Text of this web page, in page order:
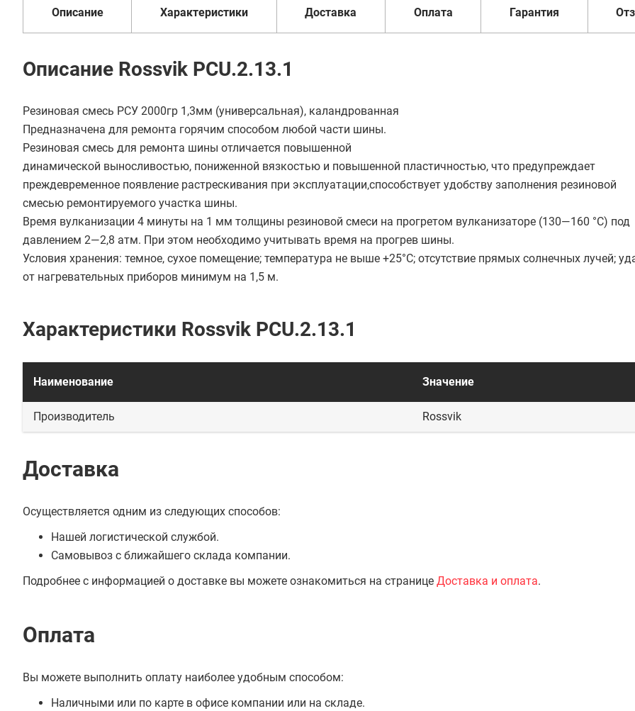
Описание Характеристики Доставка Оплата Гарантия
Описание Rossvik PCU.2.13.1
Резиновая смесь РСУ 2000гр 1,3мм (универсальная), каландрованная
Предназначена для ремонта горячим способом любой части шины.
Резиновая смесь для ремонта шины отличается повышенной
динамической выносливостью, пониженной вязкостью и повышенной пластичностью, что предупреждает
преждевременное появление растрескивания при эксплуатации‚способствует удобству заполнения резиновой
смесью ремонтируемого участка шины.
Время вулканизации 4 минуты на 1 мм толщины резиновой смеси на прогретом вулканизаторе (130—160 °С) под
давлением 2—2,8 атм. При этом необходимо учитывать время на прогрев шины.
Условия хранения: темное, сухое помещение; температура не выше +25°С; отсутствие прямых солнечных лучей;
от нагревательных приборов минимум на 1,5 м.
Характеристики Rossvik PCU.2.13.1
Наименование Значение
Производитель Rossvik
Доставка
Осуществляется одним из следующих способов:
Нашей логистической службой.
Самовывоз с ближайшего склада компании.
Подробнее с информацией о доставке вы можете ознакомиться на странице Доставка и оплата.
Оплата
Вы можете выполнить оплату наиболее удобным способом:
Наличными или по карте в офисе компании или на складе.